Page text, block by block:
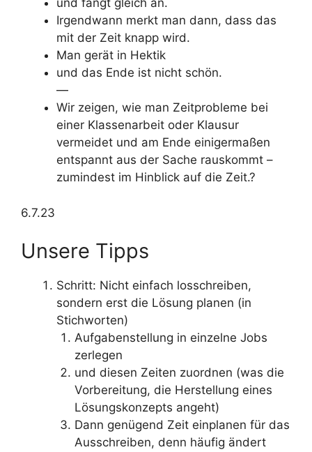
und fängt gleich an.
Irgendwann merkt man dann, dass das
mit der Zeit knapp wird.
Man gerät in Hektik
und das Ende ist nicht schön.
—
Wir zeigen, wie man Zeitprobleme bei
einer Klassenarbeit oder Klausur
vermeidet und am Ende einigermaßen
entspannt aus der Sache rauskommt –
zumindest im Hinblick auf die Zeit.?
6.7.23
Unsere Tipps
Schritt: Nicht einfach losschreiben,
sondern erst die Lösung planen (in
Stichworten)
Aufgabenstellung in einzelne Jobs
zerlegen
und diesen Zeiten zuordnen (was die
Vorbereitung, die Herstellung eines
Lösungskonzepts angeht)
Dann genügend Zeit einplanen für das
Ausschreiben, denn häufig ändert